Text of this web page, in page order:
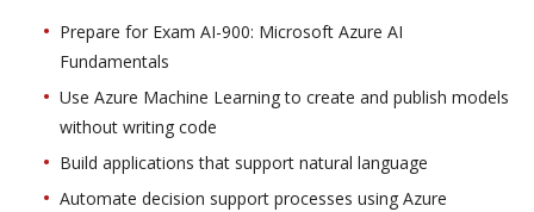
Prepare for Exam AI-900: Microsoft Azure AI
Fundamentals
Use Azure Machine Learning to create and publish models
without writing code
Build applications that support natural language
Automate decision support processes using Azure